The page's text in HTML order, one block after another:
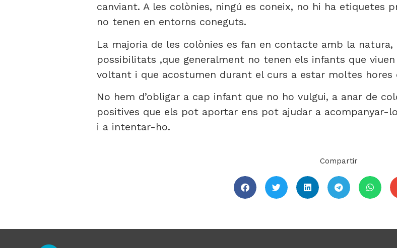
canviant. A les colònies, ningú es coneix, no hi ha etiquetes
no tenen en entorns coneguts.
La majoria de les colònies es fan en contacte amb la
possibilitats ,que generalment no tenen els infants que
voltant i que acostumen durant el curs a estar moltes hores
No hem d’obligar a cap infant que no ho vulgui, a anar de
positives que els pot aportar ens pot ajudar a acompanyar-
i a intentar-ho.
Compartir